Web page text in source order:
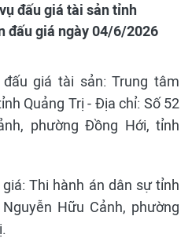
đấu giá tài sản tỉnh
đấu giá ngày 04/6/2026
giá tài sản: Trung tâm
Quảng Trị - Địa chỉ: Số 52
phường Đồng Hới, tỉnh
Thi hành án dân sự tỉnh
Hữu Cảnh, phường